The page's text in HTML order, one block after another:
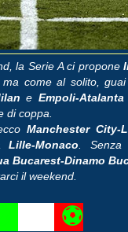
la Serie A ci propone
come al solito,
e Empoli-Atalanta
di coppa.
Manchester City-
Lille-Monaco .
Bucarest-Dinamo
il weekend.
⚽